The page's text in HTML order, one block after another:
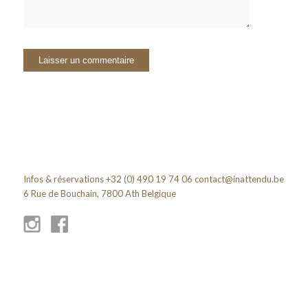
Infos & réservations +32 (0) 490 19 74 06 contact@inattendu.be
6 Rue de Bouchain, 7800 Ath Belgique